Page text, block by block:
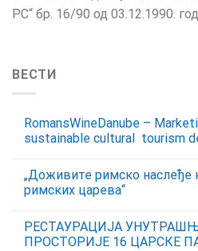
РС“ бр. 16/90 од 03.12.1990.
ВЕСТИ
RomansWineDanube –
sustainable cultural tourism
„Доживите римско наслеђе
римских царева“
РЕСТАУРАЦИЈА
ПРОСТОРИЈЕ 16 ЦАРСКЕ